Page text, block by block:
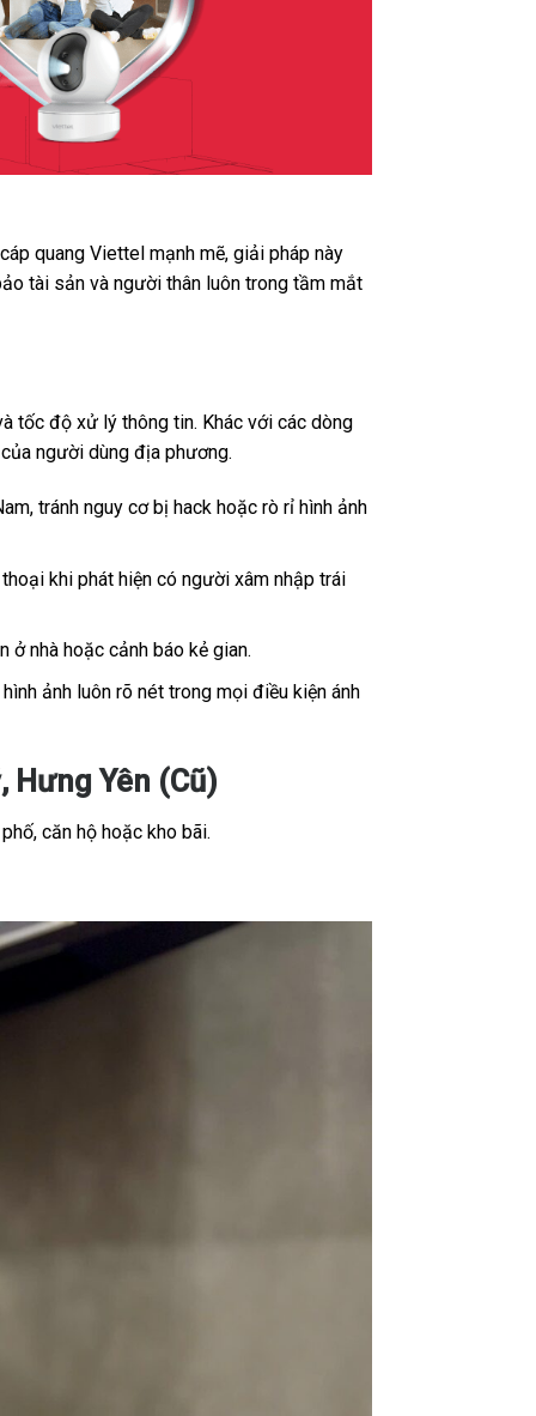
quang Viettel mạnh mẽ, giải pháp này
tài sản và người thân luôn trong tầm mắt
tốc độ xử lý thông tin. Khác với các dòng
người dùng địa phương.
tránh nguy cơ bị hack hoặc rò rỉ hình ảnh
khi phát hiện có người xâm nhập trái
nhà hoặc cảnh báo kẻ gian.
ảnh luôn rõ nét trong mọi điều kiện ánh
Yên (Cũ)
căn hộ hoặc kho bãi.